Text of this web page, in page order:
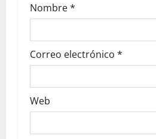
Nombre*
Correo electrónico *
Web